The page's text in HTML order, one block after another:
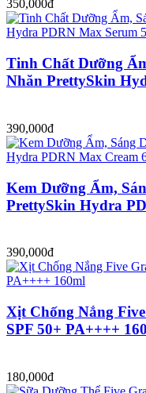
350,000đ
Tinh Chất Dưỡng
Nhăn PrettySkin
390,000đ
Kem Dưỡng Ẩm,
PrettySkin Hydra
390,000đ
Xịt Chống Nắng
SPF 50+ PA++++
180,000đ